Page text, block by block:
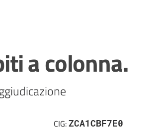
a colonna.
CIG:ZCA1CBF7E0